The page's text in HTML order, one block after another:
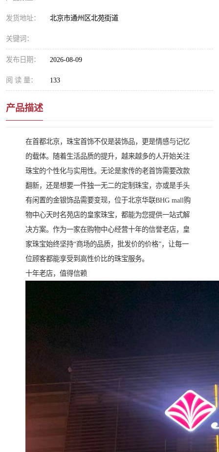
发货地址： 北京市通州区北苑街道
关键词：
发布日期： 2026-08-09
阅 读 量： 133
产品描述
在首都北京，珠宝首饰不仅是装饰品，更是情感与记忆
的载体。随着生活品质的提升，越来越多的人开始关注
珠宝的个性化与实用性。无论是家传的老首饰需要改款
翻新，还是想要一件独一无二的定制珠宝，亦或是手头
有闲置的金银饰品需要变现，位于北京华联BHG mall购
物中心天时名苑店的皇家珠宝，都能为您提供一站式解
决方案。作为一家在购物中心经营十年的信誉老店，皇
家珠宝始终坚持“商场的品质，批发价的价格”，让每一
位顾客都能享受到高性价比的珠宝服务。
十年老店，值得信赖